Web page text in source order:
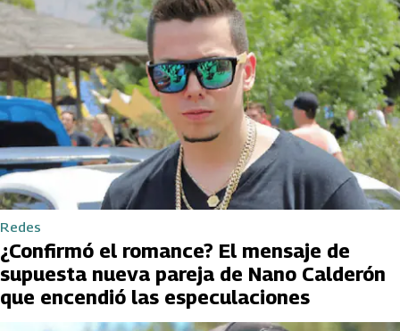
Redes
¿Confirmó el romance? El mensaje de
supuesta nueva pareja de Nano Calderón
que encendió las especulaciones